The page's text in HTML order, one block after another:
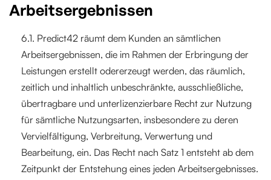
Arbeitsergebnissen
6.1. Predict42 räumt dem Kunden an sämtlichen
Arbeitsergebnissen, die im Rahmen der Erbringung der
Leistungen erstellt odererzeugt werden, das räumlich,
zeitlich und inhaltlich unbeschränkte, ausschließliche,
übertragbare und unterlizenzierbare Recht zur Nutzung
für sämtliche Nutzungsarten, insbesondere zu deren
Vervielfältigung, Verbreitung, Verwertung und
Bearbeitung, ein. Das Recht nach Satz 1 entsteht ab dem
Zeitpunkt der Entstehung eines jeden Arbeitsergebnisses.